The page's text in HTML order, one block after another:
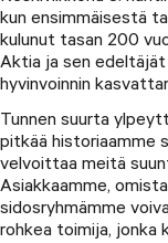
kun ensimmäisestä
kulunut tasan 200
Aktia ja sen
hyvinvoinnin
Tunnen suurta
pitkää historiaamme
velvoittaa meitä
Asiakkaamme,
sidosryhmämme
rohkea toimija, jonka